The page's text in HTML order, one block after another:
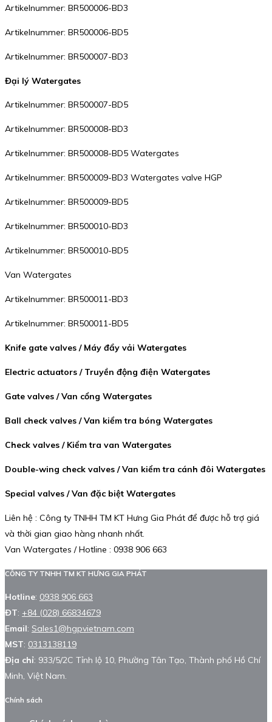
Artikelnummer: BR500006-BD3
Artikelnummer: BR500006-BD5
Artikelnummer: BR500007-BD3
Đại lý Watergates
Artikelnummer: BR500007-BD5
Artikelnummer: BR500008-BD3
Artikelnummer: BR500008-BD5 Watergates
Artikelnummer: BR500009-BD3 Watergates valve HGP
Artikelnummer: BR500009-BD5
Artikelnummer: BR500010-BD3
Artikelnummer: BR500010-BD5
Van Watergates
Artikelnummer: BR500011-BD3
Artikelnummer: BR500011-BD5
Knife gate valves / Máy đẩy vải Watergates
Electric actuators / Truyền động điện Watergates
Gate valves / Van cổng Watergates
Ball check valves / Van kiểm tra bóng Watergates
Check valves / Kiểm tra van Watergates
Double-wing check valves / Van kiểm tra cánh đôi Watergates
Special valves / Van đặc biệt Watergates
Liên hệ : Công ty TNHH TM KT Hưng Gia Phát để được hỗ trợ giá
và thời gian giao hàng nhanh nhất.
Van Watergates / Hotline : 0938 906 663
CÔNG TY TNHH TM KT HƯNG GIA PHÁT
Hotline: 0938 906 663
ĐT: +84 (028) 66834679
Email: Sales1@hgpvietnam.com
MST: 0313138119
Địa chỉ: 933/5/2C Tỉnh lộ 10, Phường Tân Tạo, Thành phố Hồ Chí
Minh, Việt Nam.
Chính sách